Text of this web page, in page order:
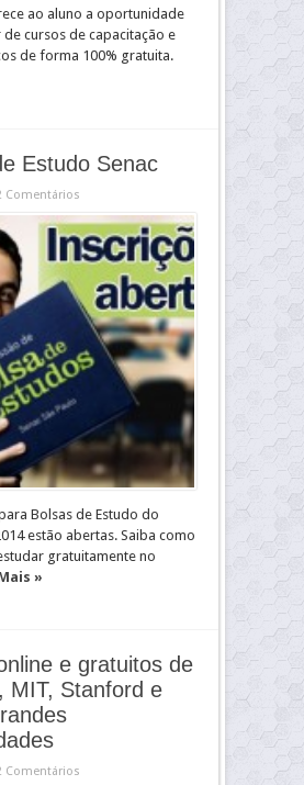
ao aluno a oportunidade
cursos de capacitação e
de forma 100% gratuita.
Estudo Senac
Comentários
Bolsas de Estudo do
estão abertas. Saiba como
gratuitamente no
»
e gratuitos de
MIT, Stanford e
Comentários